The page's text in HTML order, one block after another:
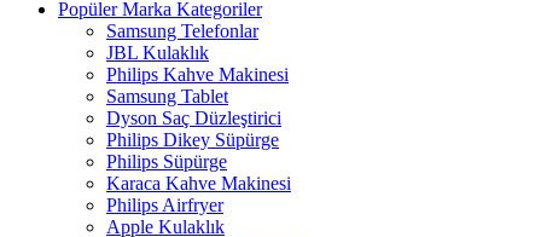
Popüler Marka Kategoriler
Samsung Telefonlar
JBL Kulaklık
Philips Kahve Makinesi
Samsung Tablet
Dyson Saç Düzleştirici
Philips Dikey Süpürge
Philips Süpürge
Karaca Kahve Makinesi
Philips Airfryer
Apple Kulaklık